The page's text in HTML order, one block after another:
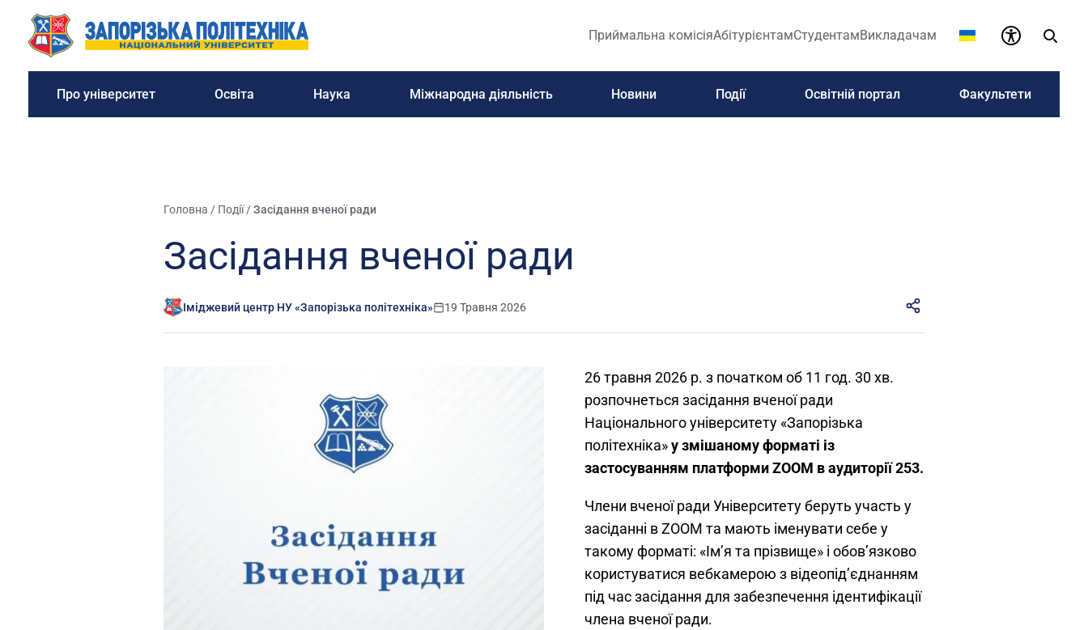
Приймальна комісіяАбітурієнтамСтудентамВикладачам
Про університет Освіта Наука Міжнародна діяльність Новини Події Освітній портал Факультети
Головна / Події/Засідання вченої ради
Засідання вченої ради
Іміджевий центр НУ «Запорізька політехніка» 19 Травня 2026
26 травня 2026 р. з початком об 11 год. 30 хв.
розпочнеться засідання вченої ради
Національного університету «Запорізька
політехніка»у змішаному форматі із
застосуванням платформи ZOOM в аудиторії 253.
Члени вченої ради Університету беруть участь у
засіданні в ZOOM та мають іменувати себе у
такому форматі: «Ім’я та прізвище» і обов’язково
користуватися вебкамерою з відеопід’єднанням
під час засідання для забезпечення ідентифікації
члена вченої ради.